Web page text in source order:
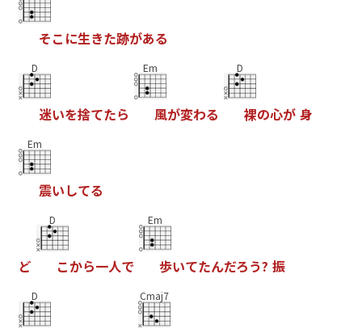
そこ に生きた跡がある
D
迷いを捨てたら
Em
風が変わる
D
裸の心が 身
Em
震いしてる
ど
D
こから一人で
Em
歩いてたんだろう? 振
D Cmaj7